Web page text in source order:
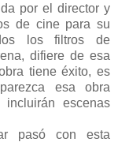
por el director y
de cine para su
los filtros de
difiere de esa
tiene éxito, es
esa obra
escenas
pasó con esta